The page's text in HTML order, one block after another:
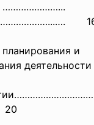
…………………...
и
деятельности